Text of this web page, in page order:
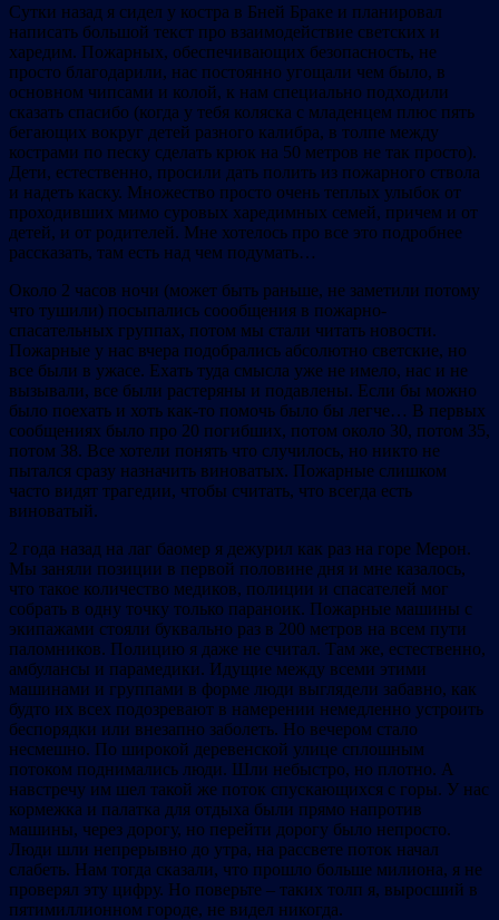
Сутки назад я сидел у костра в Бней Браке и планировал
написать большой текст про взаимодействие светских и
харедим. Пожарных, обеспечивающих безопасность, не
просто благодарили, нас постоянно угощали чем было, в
основном чипсами и колой, к нам специально подходили
сказать спасибо (когда у тебя коляска с младенцем плюс пять
бегающих вокруг детей разного калибра, в толпе между
кострами по песку сделать крюк на 50 метров не так просто).
Дети, естественно, просили дать полить из пожарного ствола
и надеть каску. Множество просто очень теплых улыбок от
проходивших мимо суровых харедимных семей, причем и от
детей, и от родителей. Мне хотелось про все это подробнее
рассказать, там есть над чем подумать…
Около 2 часов ночи (может быть раньше, не заметили потому
что тушили) посыпались соообщения в пожарно-
спасательных группах, потом мы стали читать новости.
Пожарные у нас вчера подобрались абсолютно светские, но
все были в ужасе. Ехать туда смысла уже не имело, нас и не
вызывали, все были растеряны и подавлены. Если бы можно
было поехать и хоть как-то помочь было бы легче… В первых
сообщениях было про 20 погибших, потом около 30, потом 35,
потом 38. Все хотели понять что случилось, но никто не
пытался сразу назначить виноватых. Пожарные слишком
часто видят трагедии, чтобы считать, что всегда есть
виноватый.
2 года назад на лаг баомер я дежурил как раз на горе Мерон.
Мы заняли позиции в первой половине дня и мне казалось,
что такое количество медиков, полиции и спасателей мог
собрать в одну точку только параноик. Пожарные машины с
экипажами стояли буквально раз в 200 метров на всем пути
паломников. Полицию я даже не считал. Там же, естественно,
амбулансы и парамедики. Идущие между всеми этими
машинами и группами в форме люди выглядели забавно, как
будто их всех подозревают в намерении немедленно устроить
беспорядки или внезапно заболеть. Но вечером стало
несмешно. По широкой деревенской улице сплошным
потоком поднимались люди. Шли небыстро, но плотно. А
навстречу им шел такой же поток спускающихся с горы. У нас
кормежка и палатка для отдыха были прямо напротив
машины, через дорогу, но перейти дорогу было непросто.
Люди шли непрерывно до утра, на рассвете поток начал
слабеть. Нам тогда сказали, что прошло больше милиона, я не
проверял эту цифру. Но поверьте – таких толп я, выросший в
пятимиллионном городе, не видел никогда.